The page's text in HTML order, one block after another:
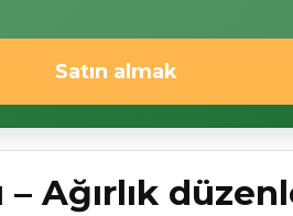
Satın almak
Ağırlık